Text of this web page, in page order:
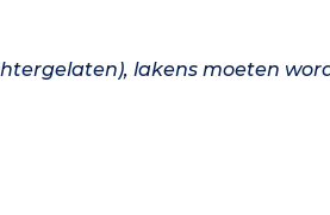
lakens moeten